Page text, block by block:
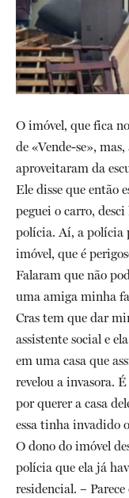
O imóvel, que fica
de «Vende-se»,
aproveitaram da
Ele disse que então
peguei o carro,
polícia. Aí, a polícia
imóvel, que é
Falaram que não
uma amiga minha
Cras tem que dar
assistente social e
em uma casa que
revelou a invasora.
por querer a casa
essa tinha invadido
O dono do imóvel
polícia que ela já
residencial. –